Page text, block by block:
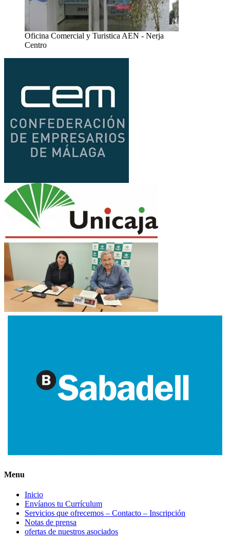
Oficina Comercial y Turistica AEN - Nerja
Centro
Menu
Inicio
Envíanos tu Currículum
Servicios que ofrecemos – Contacto – Inscripción
Notas de prensa
ofertas de nuestros asociados